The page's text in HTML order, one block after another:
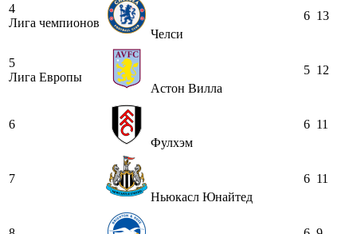
4
Лига чемпионов
Челси
6 13
5
Лига Европы
Астон Вилла
5 12
6
Фулхэм
6 11
7
Ньюкасл Юнайтед
6 11